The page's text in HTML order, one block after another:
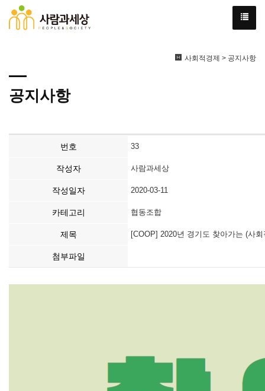
사회적경제 > 공지사항
공지사항
번호 33
작성자 사람과세상
작성일자 2020-03-11
카테고리 협동조합
제목 [COOP] 2020년 경기도 찾아가는 (사
첨부파일